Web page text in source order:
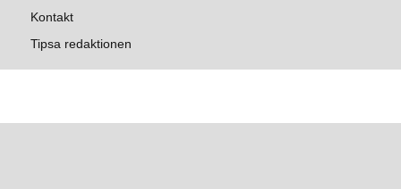
Kontakt
Tipsa redaktionen